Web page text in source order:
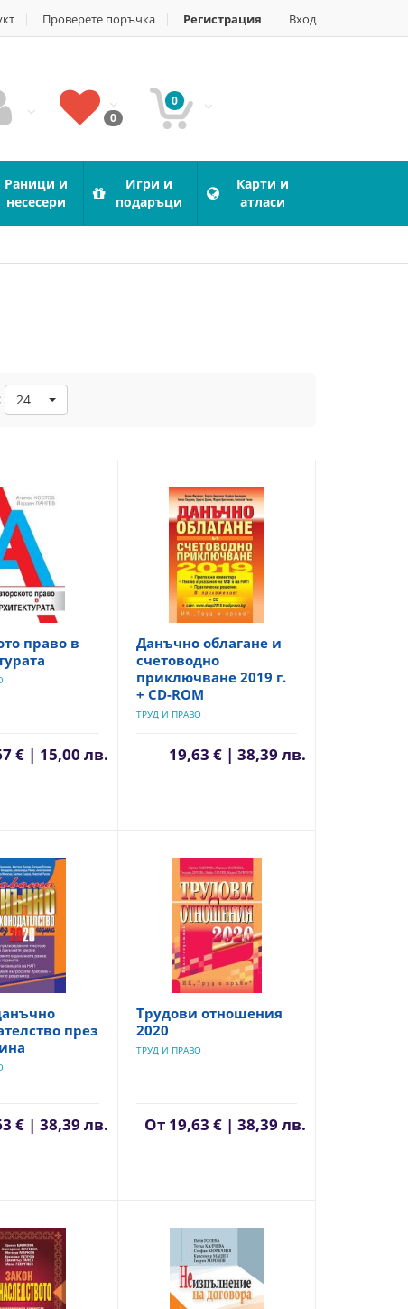
Проверете поръчка Регистрация Вход
0
0
Раници и
несесери
Игри и
подаръци
Карти и
атласи
24
право в
€ | 15,00 лв.
Данъчно облагане и
счетоводно
приключване 2019 г.
+ CD-ROM
ТРУД И ПРАВО
19,63 € | 38,39 лв.
през
€ | 38,39 лв.
Трудови отношения
2020
ТРУД И ПРАВО
От 19,63 € | 38,39 лв.